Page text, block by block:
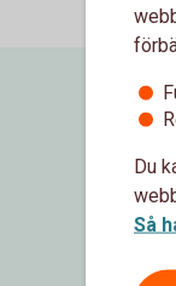
Du
Så